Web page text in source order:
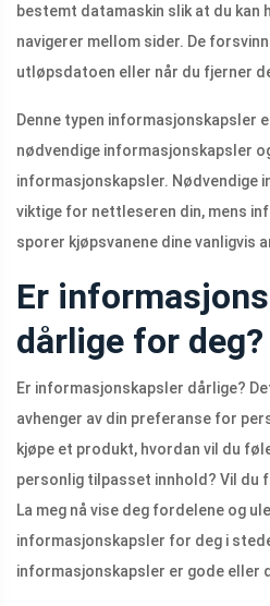
bestemt datamaskin slik at du kan
navigerer mellom sider. De
utløpsdatoen eller når du fjerner
Denne typen informasjonskapsler
nødvendige informasjonskapsler
informasjonskapsler. Nødvendige
viktige for nettleseren din, mens
sporer kjøpsvanene dine vanligvis
Er
dårlige for deg?
Er informasjonskapsler dårlige?
avhenger av din preferanse for
kjøpe et produkt, hvordan vil du
personlig tilpasset innhold? Vil du
La meg nå vise deg fordelene og
informasjonskapsler for deg i
informasjonskapsler er gode eller